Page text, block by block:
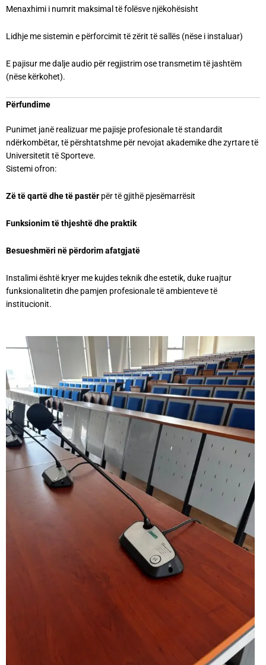
Menaxhimi i numrit maksimal të folësve njëkohësisht
Lidhje me sistemin e përforcimit të zërit të sallës (nëse i instaluar)
E pajisur me dalje audio për regjistrim ose transmetim të jashtëm
(nëse kërkohet).
Përfundime
Punimet janë realizuar me pajisje profesionale të standardit
ndërkombëtar, të përshtatshme për nevojat akademike dhe zyrtare të
Universitetit të Sporteve.
Sistemi ofron:
Zë të qartë dhe të pastër për të gjithë pjesëmarrësit
Funksionim të thjeshtë dhe praktik
Besueshmëri në përdorim afatgjatë
Instalimi është kryer me kujdes teknik dhe estetik, duke ruajtur
funksionalitetin dhe pamjen profesionale të ambienteve të
institucionit.